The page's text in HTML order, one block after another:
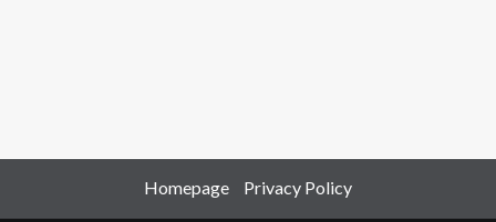
Homepage Privacy Policy